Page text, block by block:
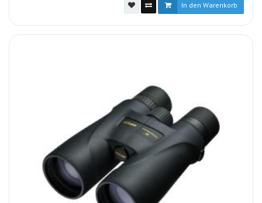
In den Warenkorb